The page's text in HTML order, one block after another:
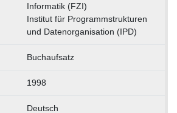
Informatik (FZI)
Institut für Programmstrukturen
und Datenorganisation (IPD)
Buchaufsatz
1998
Deutsch